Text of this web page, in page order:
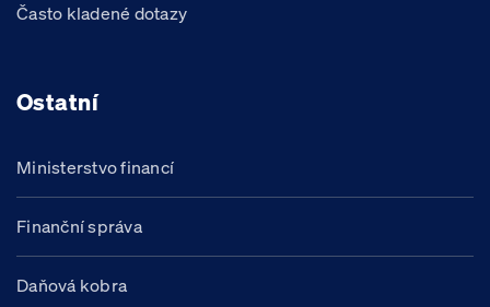
Často kladené dotazy
Ostatní
Ministerstvo financí
Finanční správa
Daňová kobra